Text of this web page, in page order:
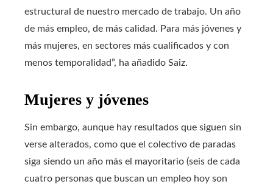
estructural de nuestro mercado de trabajo. Un año
de más empleo, de más calidad. Para más jóvenes y
más mujeres, en sectores más cualificados y con
menos temporalidad”, ha añadido Saiz.
Mujeres y jóvenes
Sin embargo, aunque hay resultados que siguen sin
verse alterados, como que el colectivo de paradas
siga siendo un año más el mayoritario (seis de cada
cuatro personas que buscan un empleo hoy son